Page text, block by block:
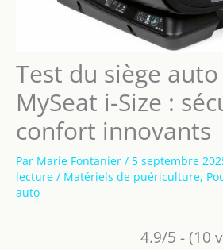
Test du siège auto
MySeat i-Size :
confort innovants
Par Marie Fontanier / 5 septembre
lecture / Matériels de puériculture,
auto
4.9/5 - (10